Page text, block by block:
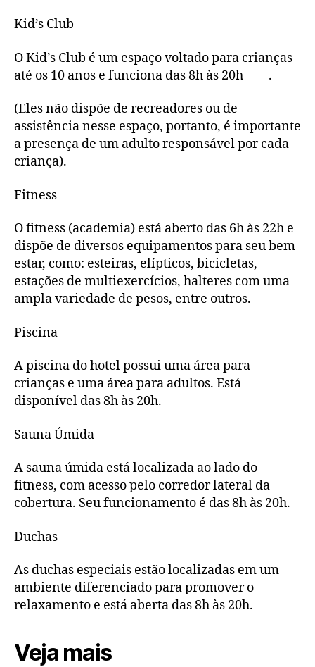
Kid’s Club
O Kid’s Club é um espaço voltado para crianças
até os 10 anos e funciona das 8h às 20h .
(Eles não dispõe de recreadores ou de
assistência nesse espaço, portanto, é importante
a presença de um adulto responsável por cada
criança).
Fitness
O fitness (academia) está aberto das 6h às 22h e
dispõe de diversos equipamentos para seu bem-
estar, como: esteiras, elípticos, bicicletas,
estações de multiexercícios, halteres com uma
ampla variedade de pesos, entre outros.
Piscina
A piscina do hotel possui uma área para
crianças e uma área para adultos. Está
disponível das 8h às 20h.
Sauna Úmida
A sauna úmida está localizada ao lado do
fitness, com acesso pelo corredor lateral da
cobertura. Seu funcionamento é das 8h às 20h.
Duchas
As duchas especiais estão localizadas em um
ambiente diferenciado para promover o
relaxamento e está aberta das 8h às 20h.
Veja mais